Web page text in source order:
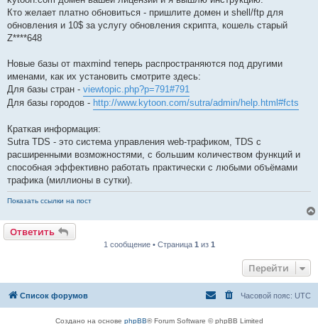
Кто желает платно обновиться - пришлите домен и shell/ftp для
обновления и 10$ за услугу обновления скрипта, кошель старый
Z****648
Новые базы от maxmind теперь распространяются под другими
именами, как их установить смотрите здесь:
Для базы стран - viewtopic.php?p=791#791
Для базы городов - http://www.kytoon.com/sutra/admin/help.html#fcts
Краткая информация:
Sutra TDS - это система управления web-трафиком, TDS с
расширенными возможностями, с большим количеством функций и
способная эффективно работать практически с любыми объёмами
трафика (миллионы в сутки).
Показать ссылки на пост
Ответить
1 сообщение • Страница 1 из 1
Перейти
Список форумов Часовой пояс: UTC
Создано на основе phpBB® Forum Software © phpBB Limited